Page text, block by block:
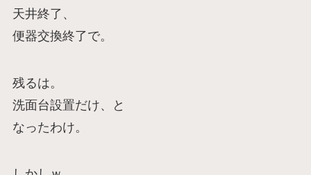
天井終了、
便器交換終了で。
残るは。
洗面台設置だけ、と
なったわけ。